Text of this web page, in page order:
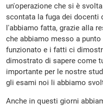
un'operazione che si è
scontata la fuga dei docenti
l'abbiamo fatta, grazie alla
che abbiamo messo a
funzionato e i fatti ci
dimostrato di sapere come
importante per le nostre
gli esami noi li abbiamo
Anche in questi giorni